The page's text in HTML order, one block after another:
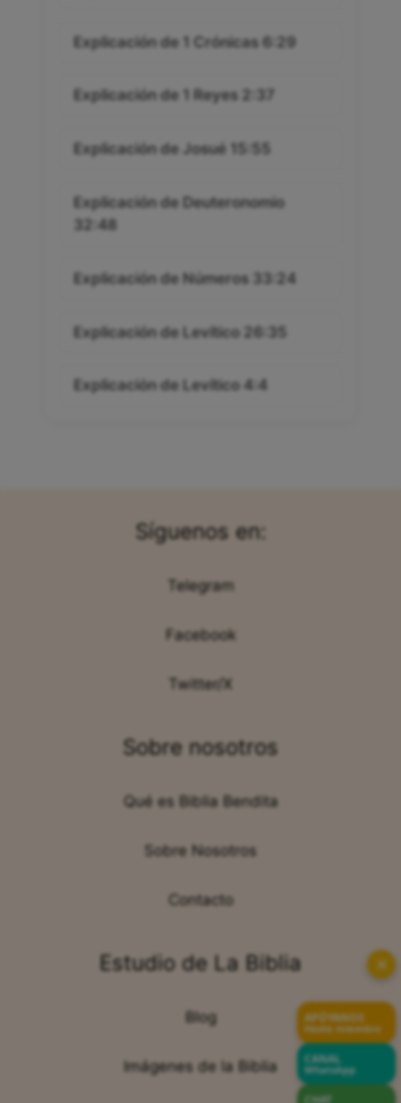
Explicación de 1 Crónicas 6:29
Explicación de 1 Reyes 2:37
Explicación de Josué 15:55
Explicación de Deuteronomio
32:48
Explicación de Números 33:24
Explicación de Levítico 26:35
Explicación de Levítico 4:4
Síguenos en:
Telegram
Facebook
Twitter/X
Sobre nosotros
Qué es Biblia Bendita
Sobre Nosotros
Contacto
Estudio de La Biblia
Blog
Imágenes de la Biblia
✕
APÓYANOS
Hazte miembro
CANAL
WhatsApp
CHAT